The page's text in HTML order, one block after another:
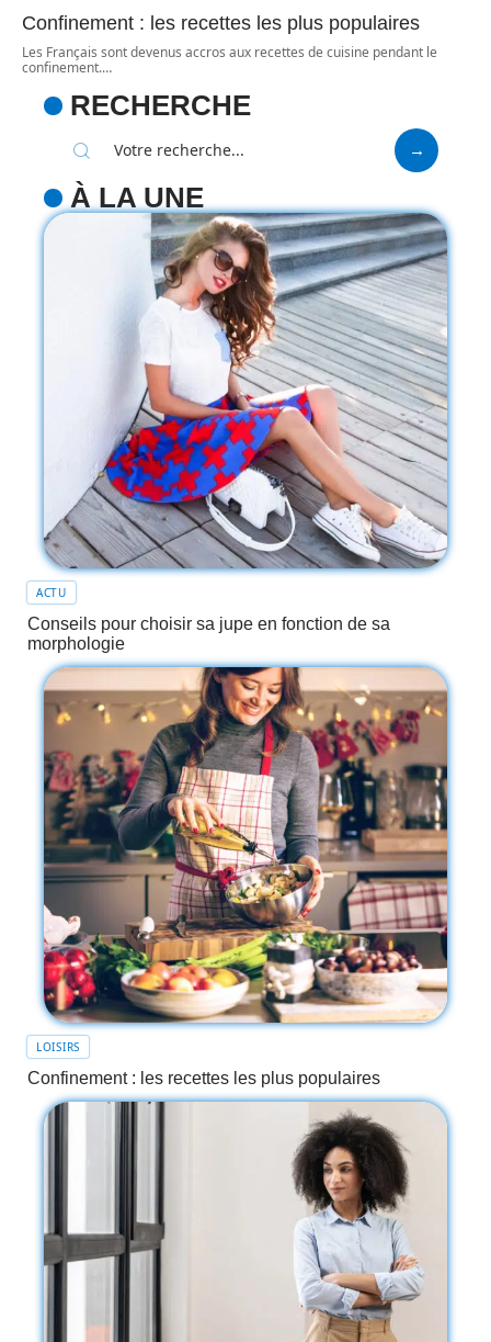
Confinement : les recettes les plus populaires
Les Français sont devenus accros aux recettes de cuisine pendant le
confinement.…
RECHERCHE
À LA UNE
ACTU
Conseils pour choisir sa jupe en fonction de sa
morphologie
LOISIRS
Confinement : les recettes les plus populaires